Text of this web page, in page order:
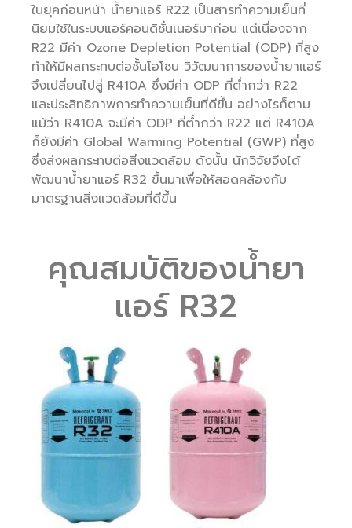
ในยุคก่อนหน้า น้ำยาแอร์ R22 เป็นสารทำความเย็นที่
นิยมใช้ในระบบแอร์คอนดิชั่นเนอร์มาก่อน แต่เนื่องจาก
R22 มีค่า Ozone Depletion Potential (ODP) ที่สูง
ทำให้มีผลกระทบต่อชั้นโอโซน วิวัฒนาการของน้ำยาแอร์
จึงเปลี่ยนไปสู่ R410A ซึ่งมีค่า ODP ที่ต่ำกว่า R22
และประสิทธิภาพการทำความเย็นที่ดีขึ้น อย่างไรก็ตาม
แม้ว่า R410A จะมีค่า ODP ที่ต่ำกว่า R22 แต่ R410A
ก็ยังมีค่า Global Warming Potential (GWP) ที่สูง
ซึ่งส่งผลกระทบต่อสิ่งแวดล้อม ดังนั้น นักวิจัยจึงได้
พัฒนาน้ำยาแอร์ R32 ขึ้นมาเพื่อให้สอดคล้องกับ
มาตรฐานสิ่งแวดล้อมที่ดีขึ้น
คุณสมบัติของน้ำยา
แอร์ R32